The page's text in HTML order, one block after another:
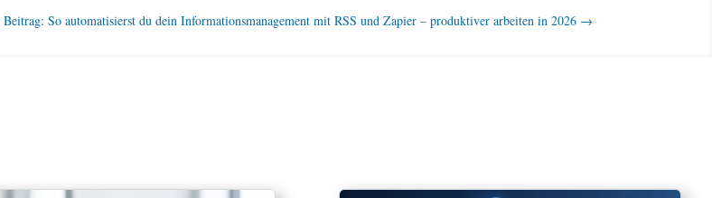
Beitrag: So automatisierst du dein Informationsmanagement mit RSS und Zapier – produktiver arbeiten in 2026 →